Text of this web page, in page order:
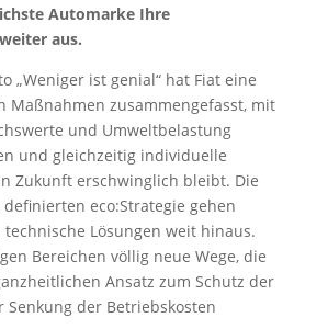
Automarke Ihre
aus.
„Weniger ist genial“ hat Fiat eine
Maßnahmen zusammengefasst, mit
und Umweltbelastung
und gleichzeitig individuelle
Zukunft erschwinglich bleibt. Die
eco:Strategie gehen
Lösungen weit hinaus.
Bereichen völlig neue Wege, die
Ansatz zum Schutz der
Senkung der Betriebskosten